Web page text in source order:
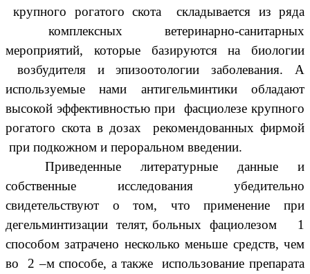
крупного рогатого скота складывается из ряда
комплексных ветеринарно-санитарных
мероприятий, которые базируются на биологии
возбудителя и эпизоотологии заболевания. А
используемые нами антигельминтики обладают
высокой эффективностью при фасциолезе крупного
рогатого скота в дозах рекомендованных фирмой
при подкожном и пероральном введении.
Приведенные литературные данные и
собственные исследования убедительно
свидетельствуют о том, что применение при
дегельминтизации телят, больных фациолезом 1
способом затрачено несколько меньше средств, чем
во 2 –м способе, а также использование препарата